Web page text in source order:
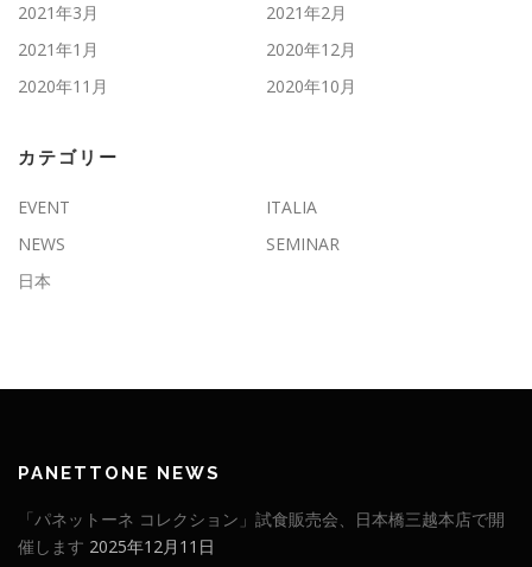
2021年3月
2021年2月
2021年1月
2020年12月
2020年11月
2020年10月
カテゴリー
EVENT
ITALIA
NEWS
SEMINAR
日本
PANETTONE NEWS
「パネットーネ コレクション」試食販売会、日本橋三越本店で開
催します 2025年12月11日